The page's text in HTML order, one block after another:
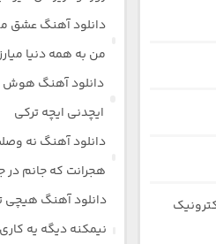
دانلود آهنگ
من به همه دنیا
دانلود آهنگ هوش
ایچدنی ایچه ترکی
دانلود آهنگ نه
هجرانت که جانم در
دانلود آهنگ هیچی
نیمکنه دیگه یه